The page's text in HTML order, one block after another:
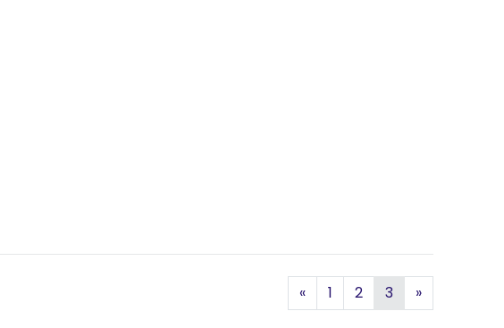
«Iepriekšējā
1 2 3 »Nākamā